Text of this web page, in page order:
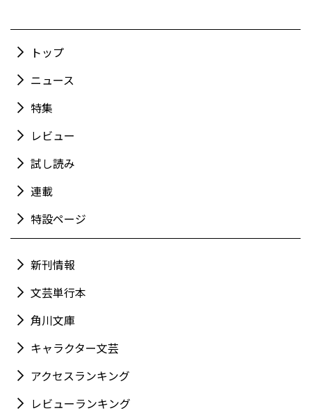
トップ
ニュース
特集
レビュー
試し読み
連載
特設ページ
新刊情報
文芸単行本
角川文庫
キャラクター文芸
アクセスランキング
レビューランキング